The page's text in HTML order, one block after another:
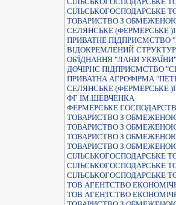
СІЛЬСЬКОГОСПОДАРСЬКЕ
ТОВАРИСТВО З
СЕЛЯНСЬКЕ (ФЕРМЕРСЬКЕ
ПРИВАТНЕ ПІДПРИЄМСТВО
ВIДОКРЕМЛЕНИЙ
ОБ'ЇДНАННЯ "ЛАНИ УКРАЇНИ"
ДОЧIРНЄ ПIДПРИЄМСТВО
ПРИВАТНА АГРОФIРМА
СЕЛЯНСЬКЕ (ФЕРМЕРСЬКЕ
ФГ ІМ.ШЕВЧЕНКА
ФЕРМЕРСЬКЕ
ТОВАРИСТВО З
ТОВАРИСТВО З
ТОВАРИСТВО З ОБМЕЖЕНОЮ
ТОВАРИСТВО З
СІЛЬСЬКОГОСПОДАРСЬКЕ
СІЛЬСЬКОГОСПОДАРСЬКЕ
СІЛЬСЬКОГОСПОДАРСЬКЕ
ТОВ АГЕНТСТВО
ТОВ АГЕНТСТВО